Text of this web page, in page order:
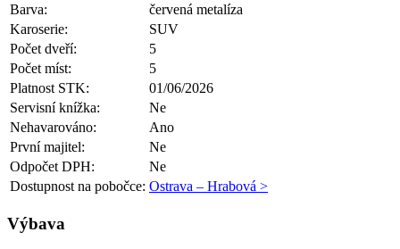
Barva:
červená metalíza
Karoserie:
SUV
Počet dveří:
5
Počet míst:
5
Platnost STK:
01/06/2026
Servisní knížka:
Ne
Nehavarováno:
Ano
První majitel:
Ne
Odpočet DPH:
Ne
Dostupnost na pobočce: Ostrava – Hrabová >
Výbava